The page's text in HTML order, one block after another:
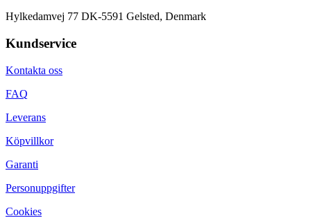
Hylkedamvej 77 DK-5591 Gelsted, Denmark
Kundservice
Kontakta oss
FAQ
Leverans
Köpvillkor
Garanti
Personuppgifter
Cookies